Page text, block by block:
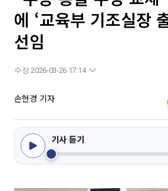
에 ‘교육부 기조실장
선임
수정 2026-03-26 17:14
손현경 기자
기사 듣기